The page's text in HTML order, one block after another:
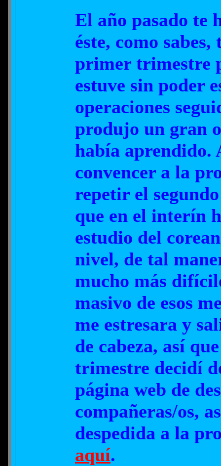
El año pasado te
éste, como
primer trimestre
estuve sin poder
operaciones
produjo un gran
había aprendido.
convencer a la
repetir el
que en el interín
estudio del
nivel, de tal
mucho más
masivo de esos
me estresara y
de cabeza, así
trimestre decidí
página web de
compañeras/os,
despedida a la
aquí.